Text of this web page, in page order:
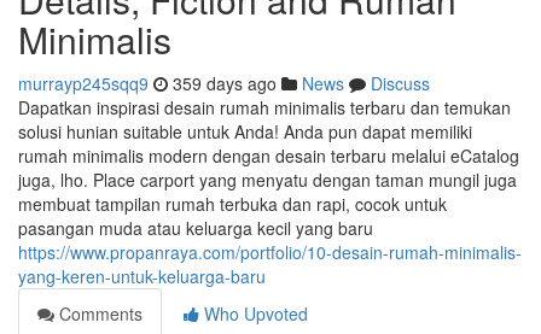
Minimalis
murrayp245sqq9 359 days ago News
Discuss
Dapatkan inspirasi desain rumah minimalis terbaru dan temukan
solusi hunian suitable untuk Anda! Anda pun dapat memiliki
rumah minimalis modern dengan desain terbaru melalui eCatalog
juga, lho. Place carport yang menyatu dengan taman mungil juga
membuat tampilan rumah terbuka dan rapi, cocok untuk
pasangan muda atau keluarga kecil yang baru
https://www.propanraya.com/portfolio/10-desain-rumah-minimalis-
yang-keren-untuk-keluarga-baru
Comments
Who Upvoted